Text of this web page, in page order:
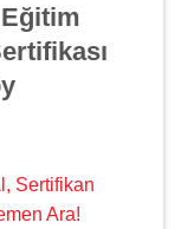
Sertifikan
Ara!